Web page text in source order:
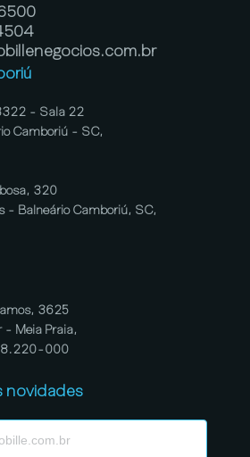
- Sala 22
Camboriú - SC,
320
- Balneário Camboriú, SC,
3625
- Meia Praia,
000
novidades